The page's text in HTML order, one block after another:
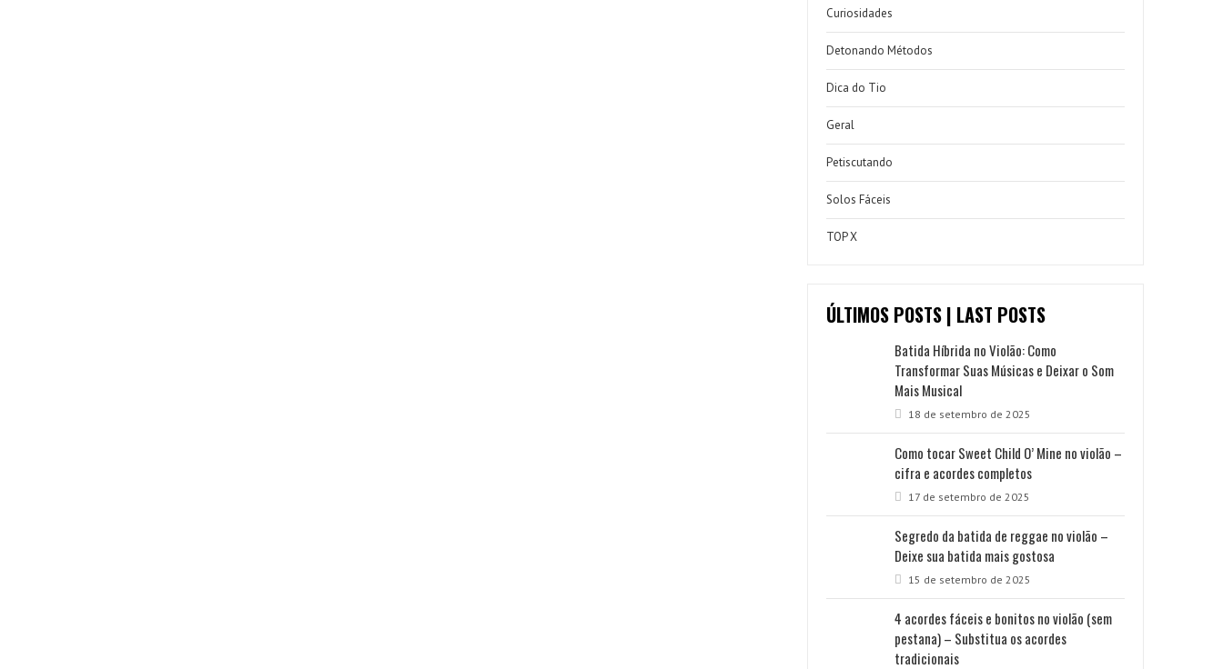
Curiosidades
Detonando Métodos
Dica do Tio
Geral
Petiscutando
Solos Fáceis
TOP X
ÚLTIMOS POSTS | LAST POSTS
Batida Híbrida no Violão: Como
Transformar Suas Músicas e Deixar o Som
Mais Musical
18 de setembro de 2025
Como tocar Sweet Child O’ Mine no violão –
cifra e acordes completos
17 de setembro de 2025
Segredo da batida de reggae no violão –
Deixe sua batida mais gostosa
15 de setembro de 2025
4 acordes fáceis e bonitos no violão (sem
pestana) – Substitua os acordes
tradicionais